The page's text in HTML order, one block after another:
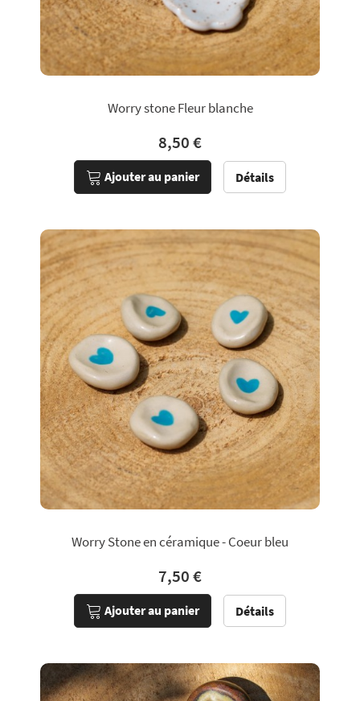
Worry stone Fleur blanche
8,50 €
Ajouter au panier Détails
Worry Stone en céramique - Coeur bleu
7,50 €
Ajouter au panier Détails